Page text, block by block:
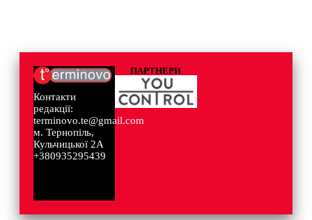
Контакти
редакції:
terminovo.te@gmail.com
м. Тернопіль,
Кульчицької 2А
+380935295439
ПАРТНЕРИ